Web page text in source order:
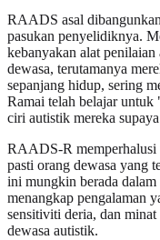
RAADS asal
pasukan penyelidiknya.
kebanyakan alat
dewasa, terutamanya
sepanjang hidup, sering
Ramai telah belajar
ciri autistik mereka
RAADS-R memperhalusi
pasti orang dewasa yang
ini mungkin berada
menangkap pengalaman
sensitiviti deria, dan
dewasa autistik.